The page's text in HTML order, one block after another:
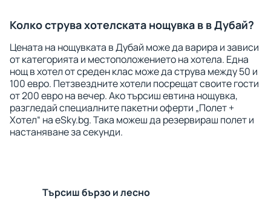
Колко струва хотелската нощувка в в Дубай?
Цената на нощувката в Дубай може да варира и зависи
от категорията и местоположението на хотела. Една
нощ в хотел от среден клас може да струва между 50 и
100 евро. Петзвездните хотели посрещат своите гости
от 200 евро на вечер. Ако търсиш евтина нощувка,
разгледай специалните пакетни оферти „Полет +
Хотел“ на eSky.bg. Така можеш да резервираш полет и
настаняване за секунди.
Търсиш бързо и лесно